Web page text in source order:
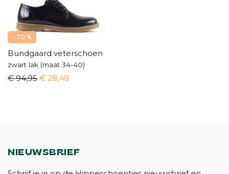
- 70 %
Bundgaard veterschoen
zwart lak (maat 34-40)
€ 94,95 € 28,48
NIEUWSBRIEF